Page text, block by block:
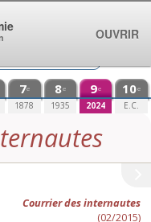
7e
1878
8e
1935
9e
2024
10e
E.C.
Courrier des internautes
(02/2015)
OUVRIR